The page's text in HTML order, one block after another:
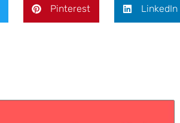
Pinterest LinkedIn